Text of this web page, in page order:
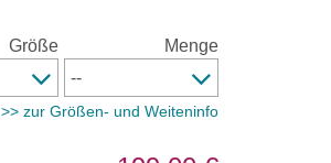
Größe Menge
>> zur Größen- und Weiteninfo